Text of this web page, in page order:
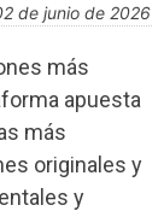
de junio de 2026
más
apuesta
más
originales y
y